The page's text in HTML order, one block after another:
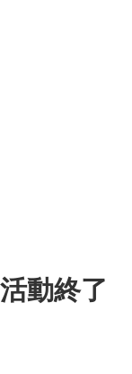
動終了